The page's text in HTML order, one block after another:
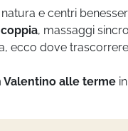
e centri
, massaggi
ecco dove
Valentino alle terme